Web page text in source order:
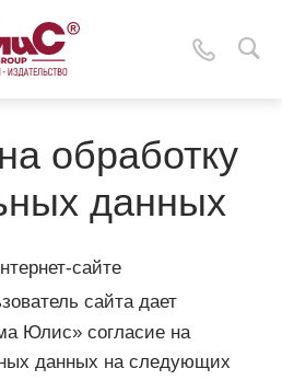
обработку
данных
сайте
сайта дает
Юлис» согласие на
данных на следующих